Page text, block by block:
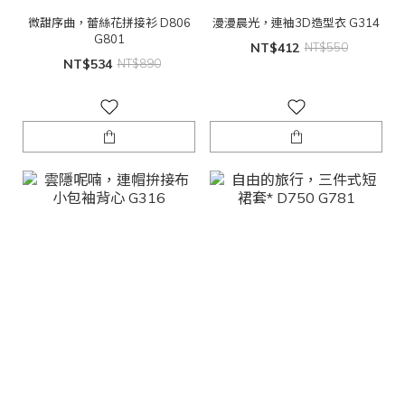
微甜序曲，蕾絲花拼接衫 D806
G801
NT$534 NT$890
漫漫晨光，連袖3D造型衣 G314
NT$412 NT$550